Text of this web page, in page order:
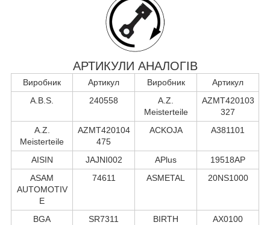
АРТИКУЛИ АНАЛОГІВ
Виробник Артикул Виробник
Артикул
A.B.S.
240558
A.Z.
Meisterteile
AZMT420103
327
A.Z.
Meisterteile
AZMT420104
475
ACKOJA A381101
AISIN JAJNI002 APlus
19518AP
ASAM
AUTOMOTIV
E
74611 ASMETAL 20NS1000
BGA SR7311 BIRTH
AX0100